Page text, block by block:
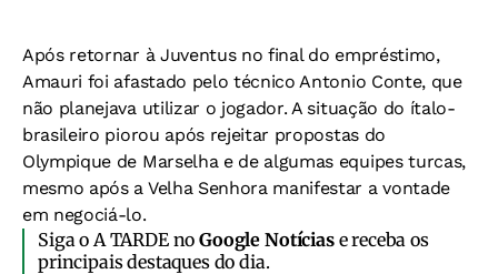
Após retornar à Juventus no final do empréstimo,
Amauri foi afastado pelo técnico Antonio Conte, que
não planejava utilizar o jogador. A situação do ítalo-
brasileiro piorou após rejeitar propostas do
Olympique de Marselha e de algumas equipes turcas,
mesmo após a Velha Senhora manifestar a vontade
em negociá-lo.
Siga o A TARDE noGoogle Notíciase receba os
principais destaques do dia.